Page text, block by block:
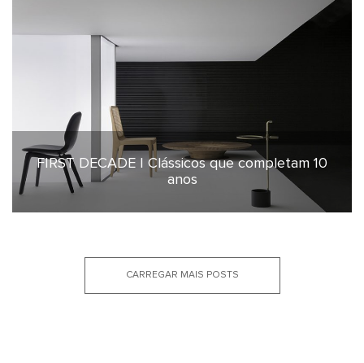
16 de julho de 2025
FIRST DECADE | Clássicos que completam 10
anos
CARREGAR MAIS POSTS